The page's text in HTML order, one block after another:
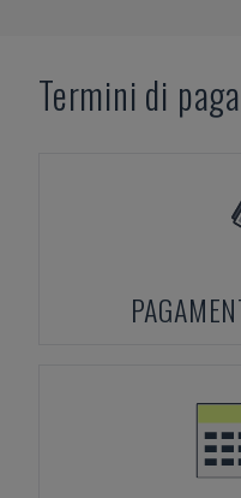
Termini di